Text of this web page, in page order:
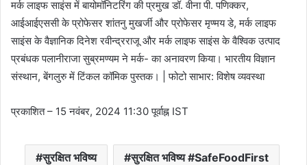
मर्क लाइफ साइंस में बायोमॉनिटरिंग की प्रमुख डॉ. वीना पी. पणिक्कर,
आईआईएससी के प्रोफेसर शांतनु मुखर्जी और प्रोफेसर मृण्मय डे, मर्क लाइफ
साइंस के वैज्ञानिक दिनेश रवीन्द्रराजू और मर्क लाइफ साइंस के वैश्विक उत्पाद
प्रबंधक पलानीराजा सुब्रमण्यम ने मर्क- का अनावरण किया। भारतीय विज्ञान
संस्थान, बेंगलुरु में टिंकल कॉमिक पुस्तक। | फोटो साभार: विशेष व्यवस्था
प्रकाशित– 15 नवंबर, 2024 11:30 पूर्वाह्न IST
सुरक्षित भविष्य सुरक्षित भविष्य #SafeFoodFirst